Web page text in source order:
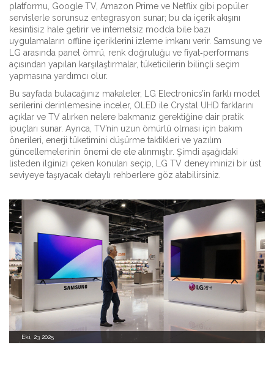
platformu, Google TV, Amazon Prime ve Netflix gibi popüler
servislerle sorunsuz entegrasyon sunar; bu da içerik akışını
kesintisiz hale getirir ve internetsiz modda bile bazı
uygulamaların offline içeriklerini izleme imkanı verir. Samsung ve
LG arasında panel ömrü, renk doğruluğu ve fiyat‑performans
açısından yapılan karşılaştırmalar, tüketicilerin bilinçli seçim
yapmasına yardımcı olur.
Bu sayfada bulacağınız makaleler, LG Electronics’in farklı model
serilerini derinlemesine inceler, OLED ile Crystal UHD farklarını
açıklar ve TV alırken nelere bakmanız gerektiğine dair pratik
ipuçları sunar. Ayrıca, TV’nin uzun ömürlü olması için bakım
önerileri, enerji tüketimini düşürme taktikleri ve yazılım
güncellemelerinin önemi de ele alınmıştır. Şimdi aşağıdaki
listeden ilginizi çeken konuları seçip, LG TV deneyiminizi bir üst
seviyeye taşıyacak detaylı rehberlere göz atabilirsiniz.
Eki, 23 2025